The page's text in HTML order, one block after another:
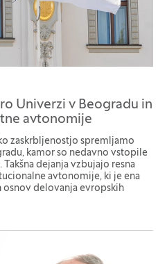
Univerzi v Beogradu in
avtonomije
zaskrbljenostjo spremljamo
kamor so nedavno vstopile
dejanja vzbujajo resna
avtonomije, ki je ena
delovanja evropskih